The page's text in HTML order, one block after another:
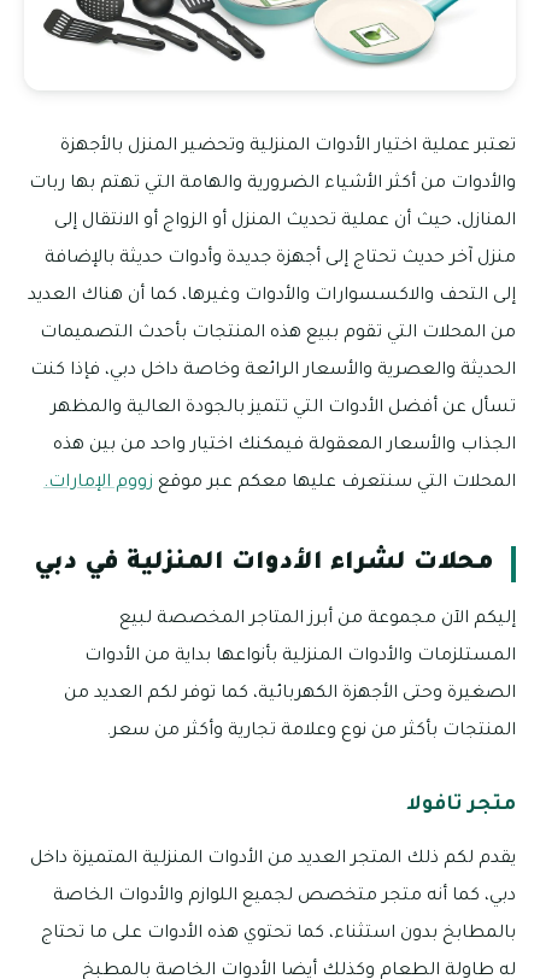
تعتبر عملية اختيار الأدوات المنزلية وتحضير المنزل بالأجهزة
والأدوات من أكثر الأشياء الضرورية والهامة التي تهتم بها ربات
المنازل، حيث أن عملية تحديث المنزل أو الزواج أو الانتقال إلى
منزل آخر حديث تحتاج إلى أجهزة جديدة وأدوات حديثة بالإضافة
إلى التحف والاكسسوارات والأدوات وغيرها، كما أن هناك العديد
من المحلات التي تقوم ببيع هذه المنتجات بأحدث التصميمات
الحديثة والعصرية والأسعار الرائعة وخاصة داخل دبي، فإذا كنت
تسأل عن أفضل الأدوات التي تتميز بالجودة العالية والمظهر
الجذاب والأسعار المعقولة فيمكنك اختيار واحد من بين هذه
المحلات التي سنتعرف عليها معكم عبر موقع زووم الإمارات.
محلات لشراء الأدوات المنزلية في دبي
إليكم الآن مجموعة من أبرز المتاجر المخصصة لبيع
المستلزمات والأدوات المنزلية بأنواعها بداية من الأدوات
الصغيرة وحتى الأجهزة الكهربائية، كما توفر لكم العديد من
المنتجات بأكثر من نوع وعلامة تجارية وأكثر من سعر.
متجر تافولا
يقدم لكم ذلك المتجر العديد من الأدوات المنزلية المتميزة داخل
دبي، كما أنه متجر متخصص لجميع اللوازم والأدوات الخاصة
بالمطابخ بدون استثناء، كما تحتوي هذه الأدوات على ما تحتاج
له طاولة الطعام وكذلك أيضا الأدوات الخاصة بالمطبخ